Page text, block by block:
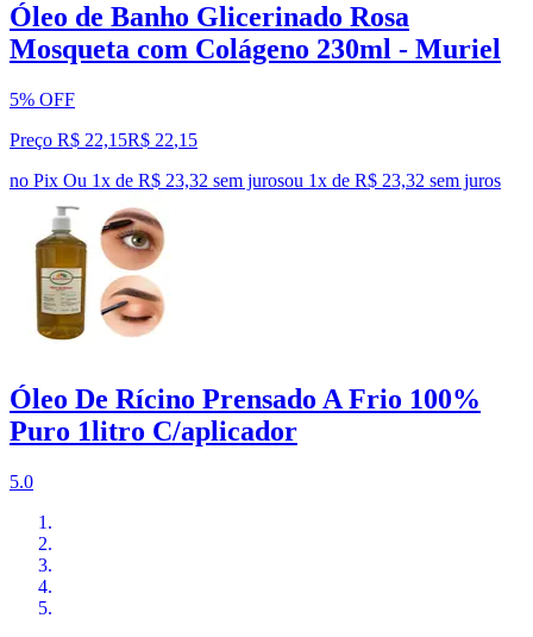
Óleo de Banho Glicerinado Rosa
Mosqueta com Colágeno 230ml - Muriel
5% OFF
Preço R$ 22,15R$ 22,15
no Pix Ou 1x de R$ 23,32 sem jurosou 1x de R$ 23,32 sem juros
Óleo De Rícino Prensado A Frio 100%
Puro 1litro C/aplicador
5.0